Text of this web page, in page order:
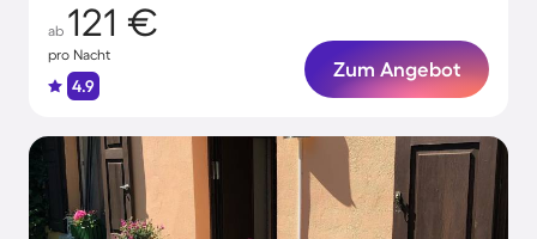
ab 121 €
pro Nacht
4.9
Zum Angebot